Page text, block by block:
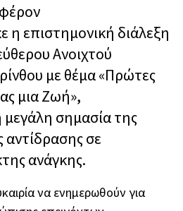
επιστημονική διάλεξη
Ανοιχτού
με θέμα «Πρώτες
μια Ζωή»,
μεγάλη σημασία της
σε
ανάγκης.
να ενημερωθούν για